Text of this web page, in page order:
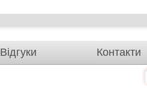
Відгуки Контакти